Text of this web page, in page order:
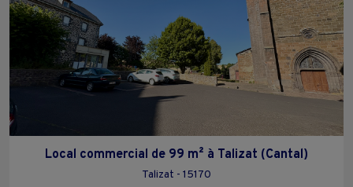
Local commercial de 99 m² à Talizat (Cantal)
Talizat - 15170